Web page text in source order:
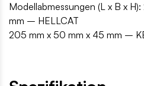
Modellabmessungen (L x B x H):
mm – HELLCAT
205 mm x 50 mm x 45 mm –